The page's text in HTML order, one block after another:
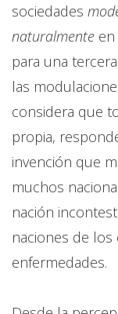
sociedades
naturalmente
para una
las
considera que
propia,
invención que
muchos
nación
naciones de los
enfermedades.